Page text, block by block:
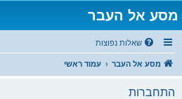
מסע אל העבר
שאלות נפוצות
מסע אל העבר עמוד ראשי
התחברות